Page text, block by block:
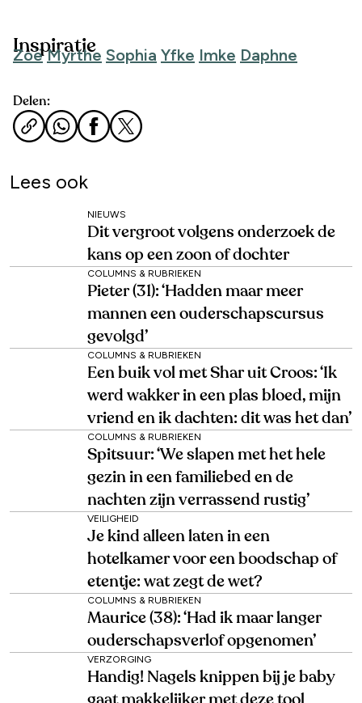
Inspiratie
Zoë Myrthe Sophia Yfke Imke Daphne
Delen:
Lees ook
NIEUWS
Dit vergroot volgens onderzoek de
kans op een zoon of dochter
COLUMNS & RUBRIEKEN
Pieter (31): ‘Hadden maar meer
mannen een ouderschapscursus
gevolgd’
COLUMNS & RUBRIEKEN
Een buik vol met Shar uit Croos: ‘Ik
werd wakker in een plas bloed, mijn
vriend en ik dachten: dit was het dan’
COLUMNS & RUBRIEKEN
Spitsuur: ‘We slapen met het hele
gezin in een familiebed en de
nachten zijn verrassend rustig’
VEILIGHEID
Je kind alleen laten in een
hotelkamer voor een boodschap of
etentje: wat zegt de wet?
COLUMNS & RUBRIEKEN
Maurice (38): ‘Had ik maar langer
ouderschapsverlof opgenomen’
VERZORGING
Handig! Nagels knippen bij je baby